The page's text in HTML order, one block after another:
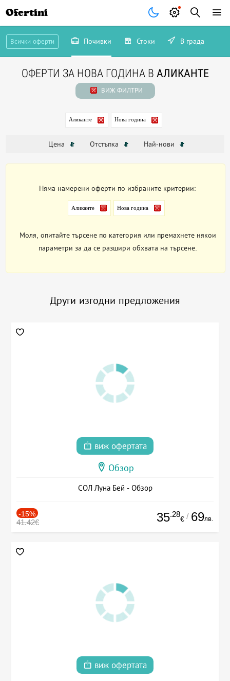
Ofertini
Всички оферти Почивки Стоки В града
ОФЕРТИ ЗА НОВА ГОДИНА В АЛИКАНТЕ
ВИЖ ФИЛТРИ
Аликанте Нова година
Цена Отстъпка Най-нови
Няма намерени оферти по избраните критерии:
Аликанте Нова година
Моля, опитайте търсене по категория или премахнете някои
параметри за да се разшири обхвата на търсене.
Други изгодни предложения
виж офертата
Обзор
СОЛ Луна Бей - Обзор
-15%
41.42€ 35.28
€ / 69лв.
виж офертата